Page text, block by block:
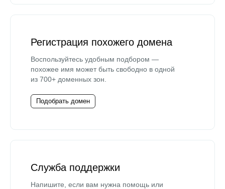
Регистрация похожего домена
Воспользуйтесь удобным подбором —
похожее имя может быть свободно в одной
из 700+ доменных зон.
Подобрать домен
Служба поддержки
Напишите, если вам нужна помощь или